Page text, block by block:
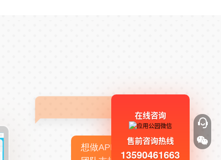
想做APP，但没有技术
在线咨询
售前咨询热线
13590461663